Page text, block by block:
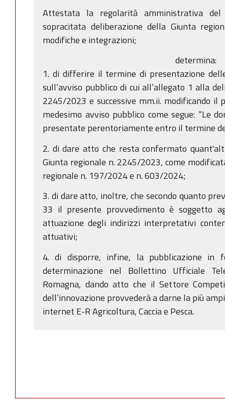
Attestata la regolarità amministrativa
sopracitata deliberazione della Giunta
modifiche e integrazioni;
determina:
1. di differire il termine di presentazione
sull’avviso pubblico di cui all’allegato 1 alla
2245/2023 e successive mm.ii. modificando il
medesimo avviso pubblico come segue: “Le
presentate perentoriamente entro il termine
2. di dare atto che resta confermato
Giunta regionale n. 2245/2023, come
regionale n. 197/2024 e n. 603/2024;
3. di dare atto, inoltre, che secondo quanto
33 il presente provvedimento è soggetto
attuazione degli indirizzi interpretativi
attuativi;
4. di disporre, infine, la pubblicazione in
determinazione nel Bollettino Ufficiale
Romagna, dando atto che il Settore
dell’innovazione provvederà a darne la più
internet E-R Agricoltura, Caccia e Pesca.